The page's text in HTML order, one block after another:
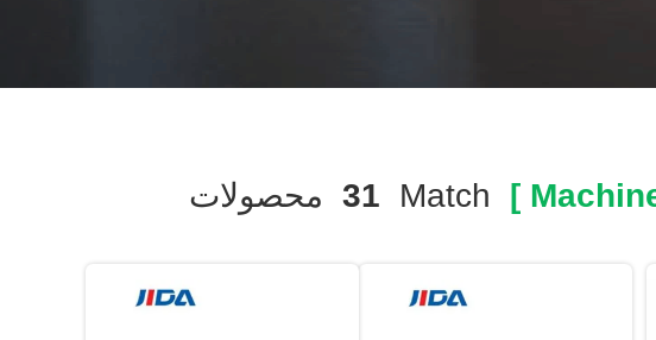
31 محصولات